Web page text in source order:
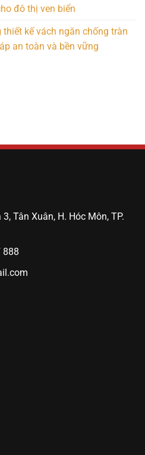
đô thị ven biển
kế vách ngăn chống tràn
an toàn và bền vững
Tân Xuân, H. Hóc Môn, TP.
888